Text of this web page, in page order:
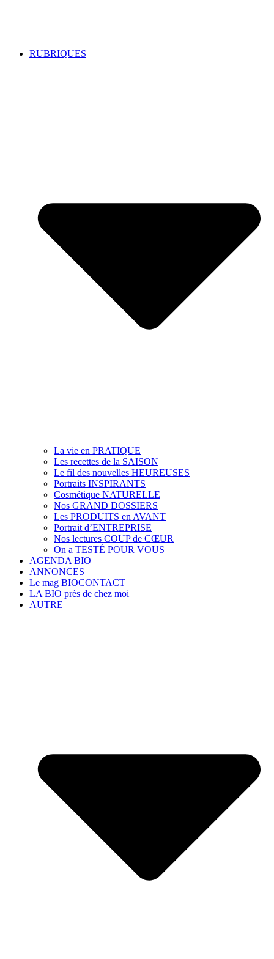
RUBRIQUES
La vie en PRATIQUE
Les recettes de la SAISON
Le fil des nouvelles HEUREUSES
Portraits INSPIRANTS
Cosmétique NATURELLE
Nos GRAND DOSSIERS
Les PRODUITS en AVANT
Portrait d’ENTREPRISE
Nos lectures COUP de CŒUR
On a TESTÉ POUR VOUS
AGENDA BIO
ANNONCES
Le mag BIOCONTACT
LA BIO près de chez moi
AUTRE